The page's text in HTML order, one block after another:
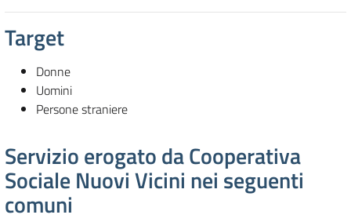
Target
Donne
Uomini
Persone straniere
Servizio erogato da Cooperativa
Sociale Nuovi Vicini nei seguenti
comuni